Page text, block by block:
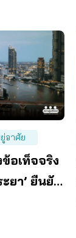
อาศัย
อเท็จจริง
ยา’ ยืนยัน
าร